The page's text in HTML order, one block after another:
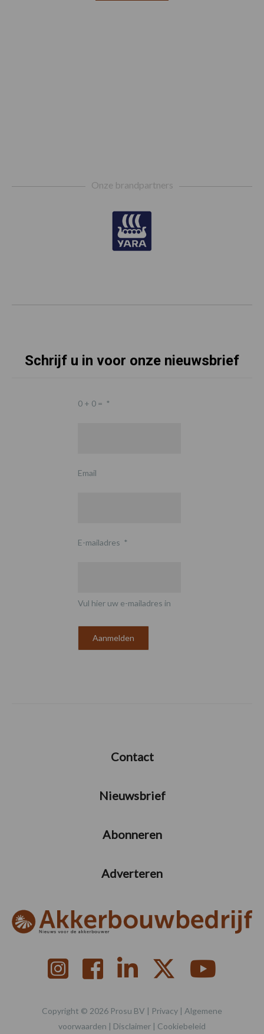
Onze brandpartners
Schrijf u in voor onze nieuwsbrief
0 + 0 = *
Email
E-mailadres *
Vul hier uw e-mailadres in
Contact
Nieuwsbrief
Abonneren
Adverteren
Copyright © 2026 Prosu BV | Privacy | Algemene
voorwaarden | Disclaimer | Cookiebeleid